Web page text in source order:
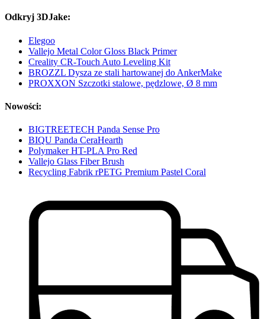
Odkryj 3DJake:
Elegoo
Vallejo Metal Color Gloss Black Primer
Creality CR-Touch Auto Leveling Kit
BROZZL Dysza ze stali hartowanej do AnkerMake
PROXXON Szczotki stalowe, pędzlowe, Ø 8 mm
Nowości:
BIGTREETECH Panda Sense Pro
BIQU Panda CeraHearth
Polymaker HT-PLA Pro Red
Vallejo Glass Fiber Brush
Recycling Fabrik rPETG Premium Pastel Coral